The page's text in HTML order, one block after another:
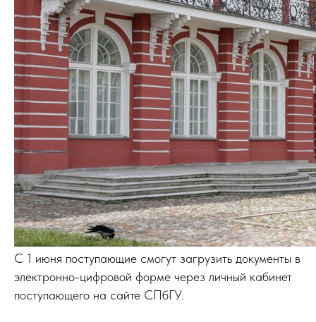
С 1 июня поступающие смогут загрузить документы в
электронно-цифровой форме через личный кабинет
поступающего на сайте СПбГУ.